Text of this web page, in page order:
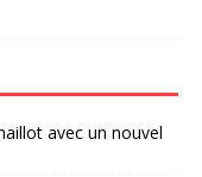
avec un nouvel